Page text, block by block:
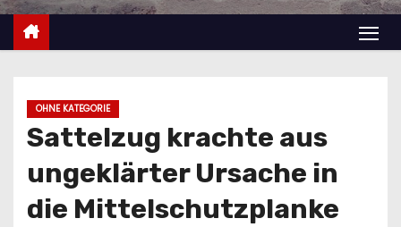
n
OHNE KATEGORIE
Sattelzug krachte aus
ungeklärter Ursache in
die Mittelschutzplanke